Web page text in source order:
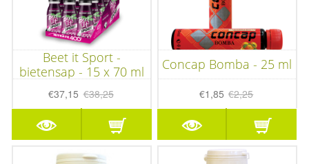
Beet it Sport -
bietensap - 15 x 70 ml
€37,15 €38,25
Concap Bomba - 25 ml
€1,85 €2,25